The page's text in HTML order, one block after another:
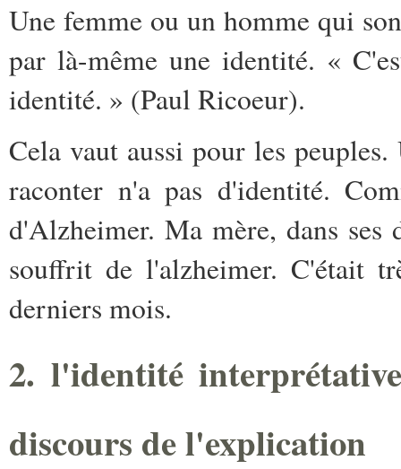
Une femme ou un homme qui
par là-même une identité. «
identité. » (Paul Ricoeur).
Cela vaut aussi pour les
raconter n'a pas d'identité.
d'Alzheimer. Ma mère, dans ses
souffrit de l'alzheimer. C'était
derniers mois.
2. l'identité
discours de l'explication